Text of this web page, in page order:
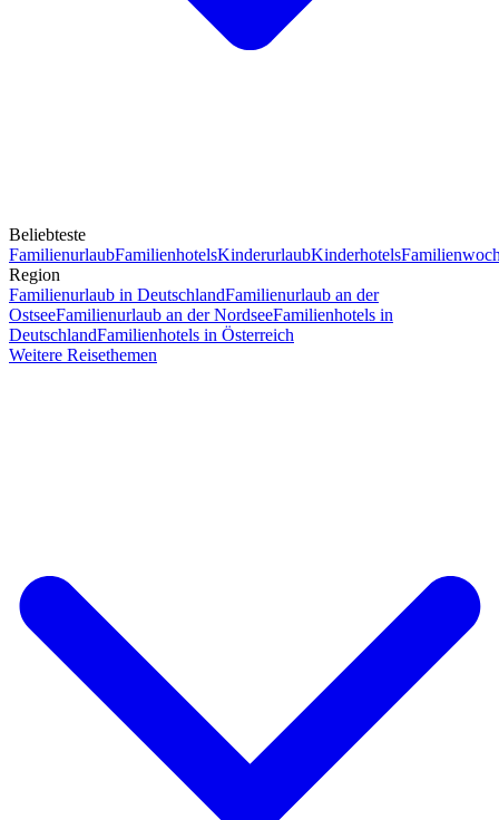
Beliebteste
FamilienurlaubFamilienhotelsKinderurlaubKinderhotels
Region
Familienurlaub in DeutschlandFamilienurlaub an der
OstseeFamilienurlaub an der NordseeFamilienhotels in
DeutschlandFamilienhotels in Österreich
Weitere Reisethemen